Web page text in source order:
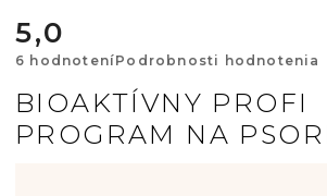
5,0
6 hodnoteníPodrobnosti hodnotenia
BIOAKTÍVNY PROFI
PROGRAM NA